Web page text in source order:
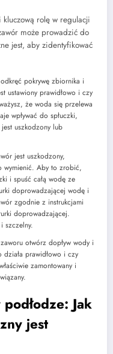
kluczową rolę w regulacji
może prowadzić do
jest, aby zidentyfikować
pokrywę zbiornika i
ustawiony prawidłowo i czy
że woda się przelewa
wpływać do spłuczki,
uszkodzony lub
jest uszkodzony,
wymienić. Aby to zrobić,
i spuść całą wodę ze
doprowadzającej wodę i
zgodnie z instrukcjami
doprowadzającej.
szczelny.
otwórz dopływ wody i
działa prawidłowo i czy
zamontowany i
Jak
jest